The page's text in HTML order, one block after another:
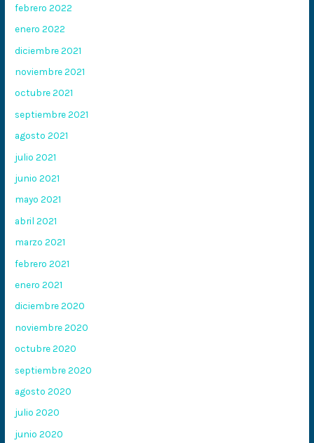
febrero 2022
enero 2022
diciembre 2021
noviembre 2021
octubre 2021
septiembre 2021
agosto 2021
julio 2021
junio 2021
mayo 2021
abril 2021
marzo 2021
febrero 2021
enero 2021
diciembre 2020
noviembre 2020
octubre 2020
septiembre 2020
agosto 2020
julio 2020
junio 2020